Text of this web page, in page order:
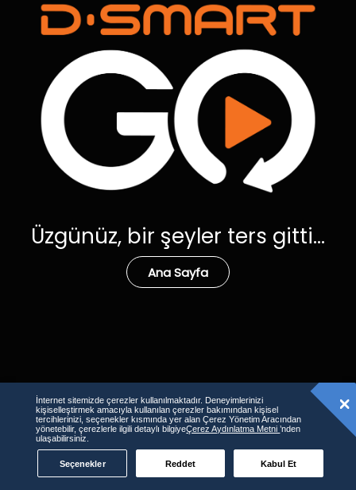
Üzgünüz, bir şeyler ters gitti...
Ana Sayfa
İnternet sitemizde çerezler kullanılmaktadır. Deneyimlerinizi
kişiselleştirmek amacıyla kullanılan çerezler bakımından kişisel
tercihlerinizi, seçenekler kısmında yer alan Çerez Yönetim Aracından
yönetebilir, çerezlerle ilgili detaylı bilgiyeÇerez Aydınlatma Metni’nden
ulaşabilirsiniz.
Seçenekler Reddet Kabul Et